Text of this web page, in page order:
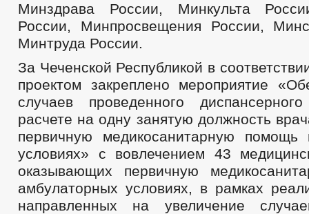
Минздрава России, Минкульта
России, Минпросвещения России,
Минтруда России.
За Чеченской Республикой в
проектом закреплено мероприятие
случаев проведенного
расчете на одну занятую должность
первичную медикосанитарную помощь
условиях» с вовлечением 43
оказывающих первичную
амбулаторных условиях, в рамках
направленных на увеличение